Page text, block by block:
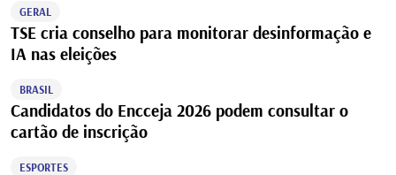
GERAL
TSE cria conselho para monitorar desinformação e
IA nas eleições
BRASIL
Candidatos do Encceja 2026 podem consultar o
cartão de inscrição
ESPORTES